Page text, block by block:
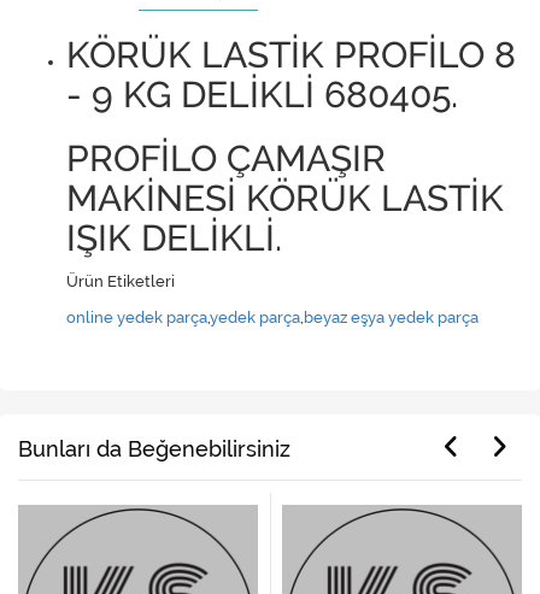
KÖRÜK LASTİK PROFİLO 8
- 9 KG DELİKLİ 680405.
PROFİLO ÇAMAŞIR
MAKİNESİ KÖRÜK LASTİK
IŞIK DELİKLİ.
Ürün Etiketleri
online yedek parça,yedek parça, beyaz eşya yedek parça
Bunları da Beğenebilirsiniz